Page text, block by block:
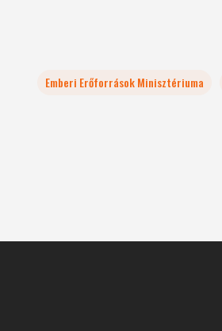
Emberi Erőforrások Minisztériuma